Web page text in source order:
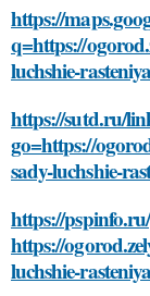
https://
q=https://
luchshie-
https://sutd.ru/
go=https://
sady-luchshie-
https://
https://
luchshie-